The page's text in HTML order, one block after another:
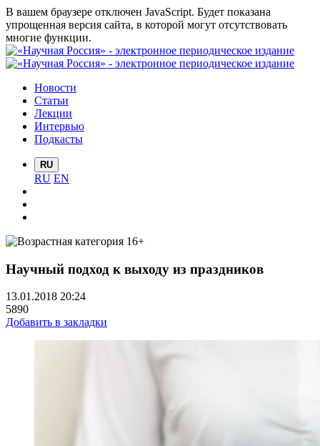
В вашем браузере отключен JavaScript. Будет показана
упрощенная версия сайта, в которой могут отсутствовать
многие функции.
Новости
Статьи
Лекции
Интервью
Подкасты
RU
RU EN
Научный подход к выходу из праздников
13.01.2018 20:24
5890
Добавить в закладки